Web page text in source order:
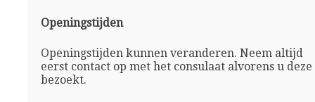
Openingstijden
Openingstijden kunnen veranderen. Neem altijd
eerst contact op met het consulaat alvorens u deze
bezoekt.